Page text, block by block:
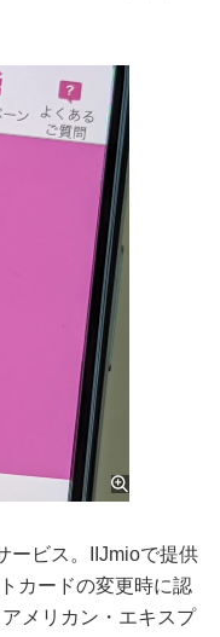
ービス。IIJmioで提供
カードの変更時に認
メリカン・エキスプ